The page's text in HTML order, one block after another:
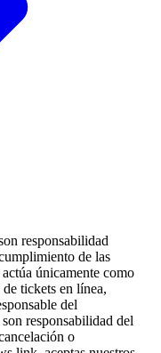
responsabilidad
de las
únicamente como
tickets en línea,
del
responsabilidad del
o